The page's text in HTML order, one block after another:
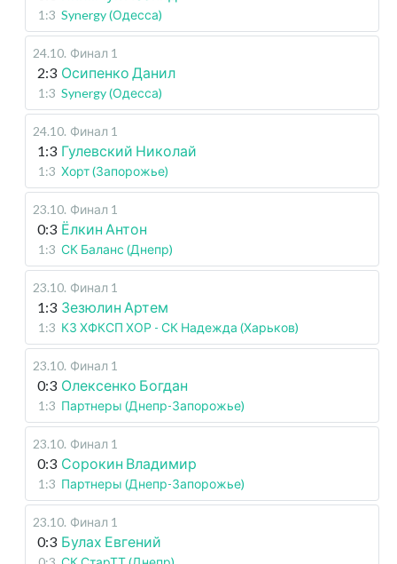
1:3 Synergy (Одесса)
24.10. Финал 1
2:3 Осипенко Данил
1:3 Synergy (Одесса)
24.10. Финал 1
1:3 Гулевский Николай
1:3 Хорт (Запорожье)
23.10. Финал 1
0:3 Ёлкин Антон
1:3 СК Баланс (Днепр)
23.10. Финал 1
1:3 Зезюлин Артем
1:3 КЗ ХФКСП ХОР - СК Надежда (Харьков)
23.10. Финал 1
0:3 Олексенко Богдан
1:3 Партнеры (Днепр-Запорожье)
23.10. Финал 1
0:3 Сорокин Владимир
1:3 Партнеры (Днепр-Запорожье)
23.10. Финал 1
0:3 Булах Евгений